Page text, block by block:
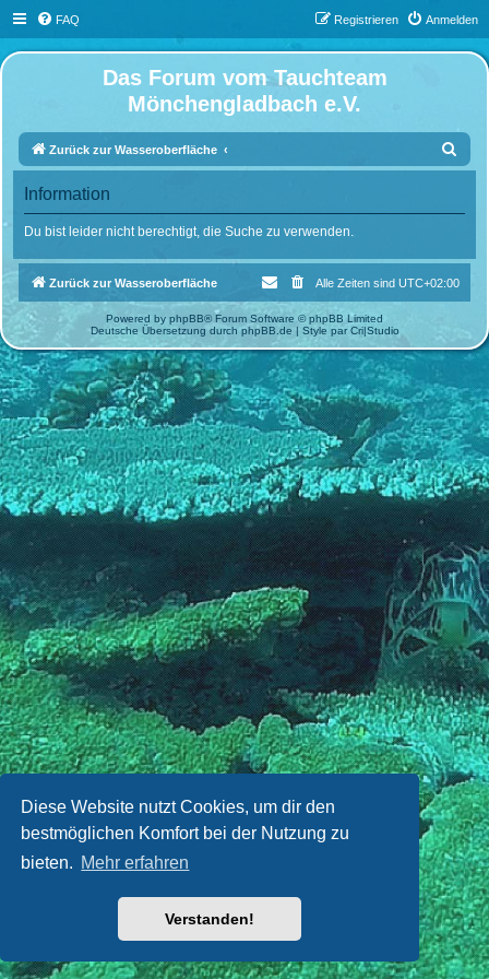
Diese Website nutzt Cookies, um dir den
bestmöglichen Komfort bei der Nutzung zu
bieten. Mehr erfahren
Verstanden!
FAQ Anmelden
Registrieren
Das Forum vom Tauchteam
Mönchengladbach e.V.
Zurück zur Wasseroberfläche
u
Information
Du bist leider nicht berechtigt, die Suche zu verwenden.
Zurück zur Wasseroberfläche Alle Zeiten sind UTC+02:00
Powered by phpBB® Forum Software © phpBB Limited
Deutsche Übersetzung durch phpBB.de | Style par Cri|Studio